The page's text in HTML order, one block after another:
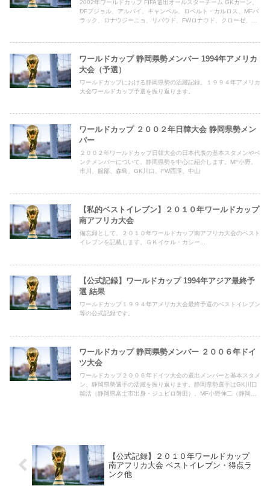
2002年ワールドカップ FIFA選出オールスターチーム GKカーン、
DFプジョル、アルパイ、キャンベル、ロベルト・カルロス、MFバ
ラック、ロナウジーニョ、リバウド、FWロナウド、クローゼ、ハ
ワールドカップ 静岡県勢メンバー 1994年アメリカ
大会（予選）
ワールドカップにおける静岡県勢の活躍記録。１９９４年アメリカ
大会ワールドカップ予選を振り返ります。
ワールドカップ ２００２年日韓大会 静岡県勢メン
バー
２００２年ワールドカップ日韓大会の日本代表の基本スタメンやベ
ンチメンバーについて、静岡県勢を中心に紹介します。MF小野、
市川、服部、森島、GK川口、FW西澤、中山
【私的ベストイレブン】２０１０年ワールドカップ
南アフリカ大会
備忘録として、２０１０年ワールドカップ南アフリカ大会のベスト
イレブンを記載します。ＧＫイケル・カシー...
【公式記録】ワールドカップ 1994年アジア最終予
選 結果
ワールドカップ１９９４年アメリカ大会最終予選のベストイレブン
等の公式記録です。
ワールドカップ 静岡県勢メンバー ２００６年ドイ
ツ大会
ワールドカップ２００６年ドイツ大会の選出メンバーと基本スタメ
ン、静岡県勢選手の活躍を振り返ります。静岡県勢選手はGK川口
能活（静岡県富士市出身・ジュビロ磐田）、MF小野伸二（静岡県
【公式記録】２０１０年ワールドカップ
南アフリカ大会 ベストイレブン・得点ラ
ンク他